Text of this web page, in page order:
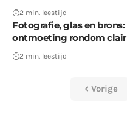
2 min. leestijd
Fotografie, glas en brons:
ontmoeting rondom clair
2 min. leestijd
Vorige